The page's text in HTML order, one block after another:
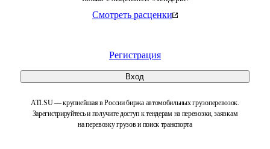
Смотреть расценки
Регистрация
Вход
ATI.SU — крупнейшая в России биржа автомобильных грузоперевозок.
Зарегистрируйтесь и получите доступ к тендерам на перевозки, заявкам
на перевозку грузов и поиск транспорта